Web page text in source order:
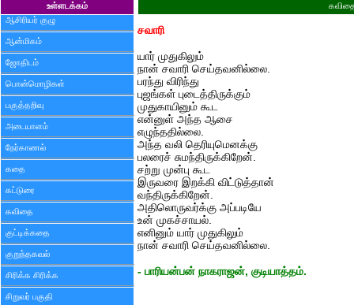
உள்ளடக்கம்
ஆசிரியர் குழு
ஆன்மிகம்
ஜோதிடம்
பொன்மொழிகள்
பகுத்தறிவு
அடையாளம்
நேர்காணல்
கதை
கட்டுரை
கவிதை
குட்டிக்கதை
குறுந்தகவல்
சிரிக்க சிரிக்க
சிறுவர் பகுதி
சவாரி
யார் முதுகிலும்
நான் சவாரி செய்தவனில்லை.
பரந்து விரிந்து
புஜங்கள் புடைத்திருக்கும்
முதுகாயினும் கூட
என்னுள் அந்த ஆசை
எழுந்ததில்லை.
அந்த வலி தெரியுமெனக்கு
பலரைச் சுமந்திருக்கிறேன்.
சற்று முன்பு கூட
இருவரை இறக்கி விட்டுத்தான்
வந்திருக்கிறேன்.
அதிலொருவர்க்கு அப்படியே
உன் முகச்சாயல்.
எனினும் யார் முதுகிலும்
நான் சவாரி செய்தவனில்லை.
- பாரியன்பன் நாகராஜன், குடியாத்தம்.